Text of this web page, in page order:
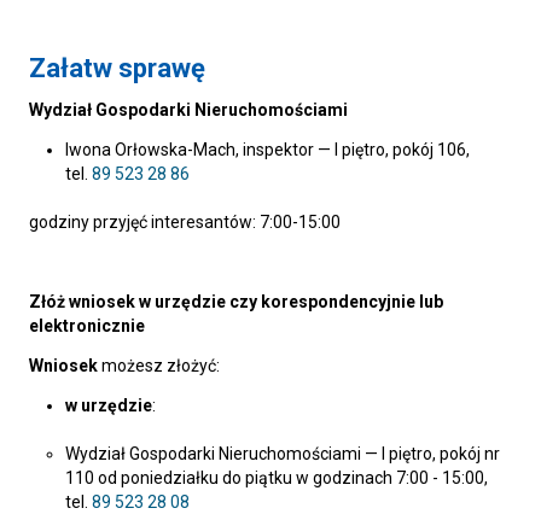
Załatw sprawę
Wydział Gospodarki Nieruchomościami
Iwona Orłowska-Mach, inspektor — I piętro, pokój 106,
tel. 89 523 28 86
godziny przyjęć interesantów: 7:00-15:00
Złóż wniosek w urzędzie czy korespondencyjnie lub
elektronicznie
Wniosekmożesz złożyć:
w urzędzie:
Wydział Gospodarki Nieruchomościami — I piętro, pokój nr
110 od poniedziałku do piątku w godzinach 7:00 - 15:00,
tel. 89 523 28 08